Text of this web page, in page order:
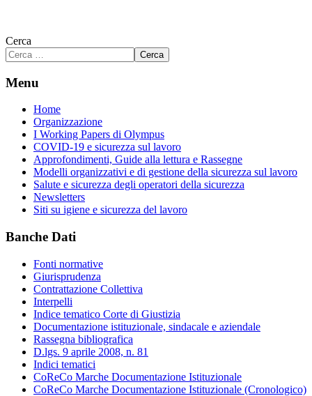
Cerca
Cerca
Menu
Home
Organizzazione
I Working Papers di Olympus
COVID-19 e sicurezza sul lavoro
Approfondimenti, Guide alla lettura e Rassegne
Modelli organizzativi e di gestione della sicurezza sul lavoro
Salute e sicurezza degli operatori della sicurezza
Newsletters
Siti su igiene e sicurezza del lavoro
Banche Dati
Fonti normative
Giurisprudenza
Contrattazione Collettiva
Interpelli
Indice tematico Corte di Giustizia
Documentazione istituzionale, sindacale e aziendale
Rassegna bibliografica
D.lgs. 9 aprile 2008, n. 81
Indici tematici
CoReCo Marche Documentazione Istituzionale
CoReCo Marche Documentazione Istituzionale (Cronologico)